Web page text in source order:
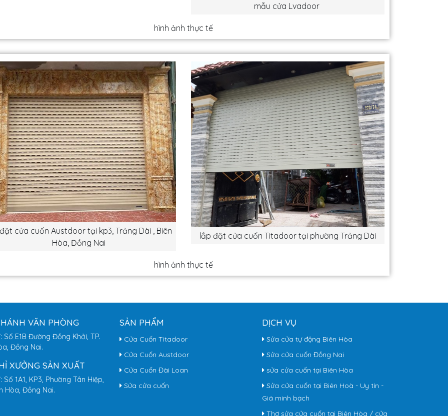
mẫu cửa Lvadoor
hình ảnh thực tế
cửa cuốn Austdoor tại kp3, Trảng Dài , Biên
Hòa, Đồng Nai
lắp đặt cửa cuốn Titadoor tại phường Trảng Dài
hình ảnh thực tế
VĂN PHÒNG
Số E1B Đường Đồng Khởi, TP.
Đồng Nai.
XƯỞNG SẢN XUẤT
Số 1A1, KP3, Phường Tân Hiệp,
Hòa, Đồng Nai.
SẢN PHẨM
Cửa Cuốn Titadoor
Cửa Cuốn Austdoor
Cửa Cuốn Đài Loan
Sửa cửa cuốn
DỊCH VỤ
Sửa cửa tự động Biên Hòa
Sửa cửa cuốn Đồng Nai
sửa cửa cuốn tại Biên Hòa
Sửa cửa cuốn tại Biên Hoà - Uy tín -
Giá minh bạch
Thợ sửa cửa cuốn tại Biên Hòa / cửa